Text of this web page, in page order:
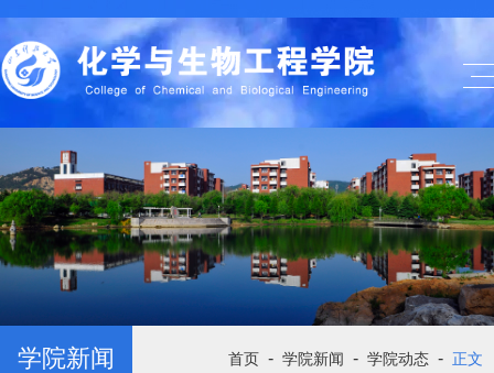
学院新闻 首页 - 学院新闻 - 学院动态 - 正文